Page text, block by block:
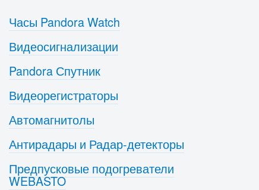
Часы Pandora Watch
Видеосигнализации
Pandora Спутник
Видеорегистраторы
Автомагнитолы
Антирадары и Радар-детекторы
Предпусковые подогреватели
WEBASTO